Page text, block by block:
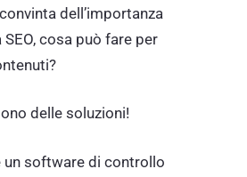
dell’importanza
cosa può fare per
delle soluzioni!
un software di controllo